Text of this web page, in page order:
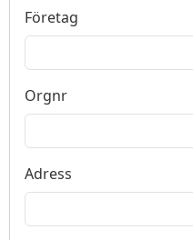
Företag
Orgnr
Adress